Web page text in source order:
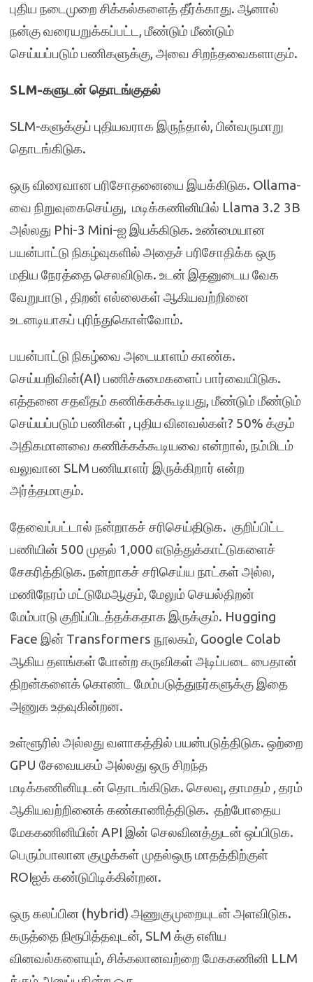
புதிய நடைமுறை சிக்கல்களைத் தீர்க்காது. ஆனால்
நன்கு வரையறுக்கப்பட்ட, மீண்டும் மீண்டும்
செய்யப்படும் பணிகளுக்கு, அவை சிறந்தவைகளாகும்.
SLM-களுடன் தொடங்குதல்
SLM-களுக்குப் புதியவராக இருந்தால், பின்வருமாறு
தொடங்கிடுக.
ஒரு விரைவான பரிசோதனையை இயக்கிடுக. Ollama-
வை நிறுவுகைசெய்து, மடிக்கணினியில் Llama 3.2 3B
அல்லது Phi-3 Mini-ஐ இயக்கிடுக. உண்மையான
பயன்பாட்டு நிகழ்வுகளில் அதைச் பரிசோதிக்க ஒரு
மதிய நேரத்தை செலவிடுக. உடன் இதனுடைய வேக
வேறுபாடு , திறன் எல்லைகள் ஆகியவற்றினை
உடனடியாகப் புரிந்துகொள்வோம்.
பயன்பாட்டு நிகழ்வை அடையாளம் காண்க.
செய்யறிவின்(AI) பணிச்சுமைகளைப் பார்வையிடுக.
எத்தனை சதவீதம் கணிக்கக்கூடியது, மீண்டும் மீண்டும்
செய்யப்படும் பணிகள் , புதிய வினவல்கள்? 50% க்கும்
அதிகமானவை கணிக்கக்கூடியவை என்றால், நம்மிடம்
வலுவான SLM பணியாளர் இருக்கிறார் என்ற
அர்த்தமாகும்.
தேவைப்பட்டால் நன்றாகச் சரிசெய்திடுக. குறிப்பிட்ட
பணியின் 500 முதல் 1,000 எடுத்துக்காட்டுகளைச்
சேகரித்திடுக. நன்றாகச் சரிசெய்ய நாட்கள் அல்ல,
மணிநேரம் மட்டுமேஆகும், மேலும் செயல்திறன்
மேம்பாடு குறிப்பிடத்தக்கதாக இருக்கும். Hugging
Face இன் Transformers நூலகம், Google Colab
ஆகிய தளங்கள் போன்ற கருவிகள் அடிப்படை பைதான்
திறன்களைக் கொண்ட மேம்படுத்துநர்களுக்கு இதை
அணுக உதவுகின்றன.
உள்ளூரில் அல்லது வளாகத்தில் பயன்படுத்திடுக. ஒற்றை
GPU சேவையகம் அல்லது ஒரு சிறந்த
மடிக்கணினியுடன் தொடங்கிடுக. செலவு, தாமதம் , தரம்
ஆகியவற்றினைக் கண்காணித்திடுக. தற்போதைய
மேககணினியின் API இன் செலவினத்துடன் ஒப்பிடுக.
பெரும்பாலான குழுக்கள் முதல்ஒரு மாதத்திற்குள்
ROIஐக் கண்டுபிடிக்கின்றன.
ஒரு கலப்பின (hybrid) அணுகுமுறையுடன் அளவிடுக.
கருத்தை நிரூபித்தவுடன், SLM க்கு எளிய
வினவல்களையும், சிக்கலானவற்றை மேககணினி LLM